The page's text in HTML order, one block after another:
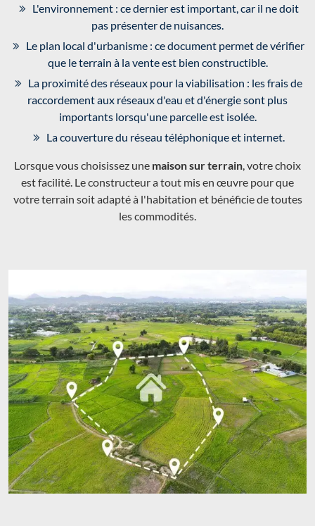
L'environnement : ce dernier est important, car il ne doit
pas présenter de nuisances.
Le plan local d'urbanisme : ce document permet de vérifier
que le terrain à la vente est bien constructible.
La proximité des réseaux pour la viabilisation : les frais de
raccordement aux réseaux d'eau et d'énergie sont plus
importants lorsqu'une parcelle est isolée.
La couverture du réseau téléphonique et internet.
Lorsque vous choisissez une maison sur terrain , votre choix
est facilité. Le constructeur a tout mis en œuvre pour que
votre terrain soit adapté à l'habitation et bénéficie de toutes
les commodités.